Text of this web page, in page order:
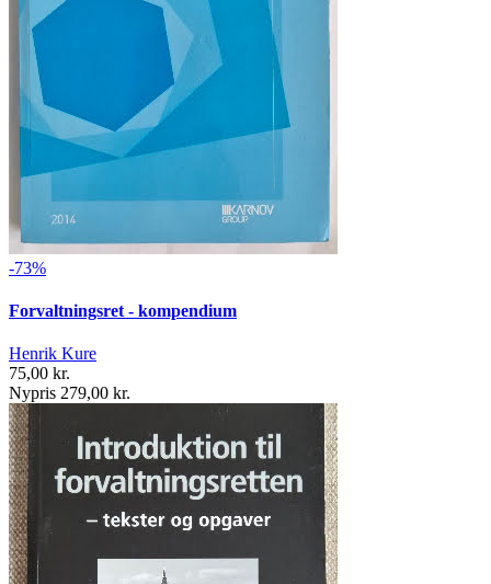
-73%
Forvaltningsret - kompendium
Henrik Kure
75,00 kr.
Nypris 279,00 kr.